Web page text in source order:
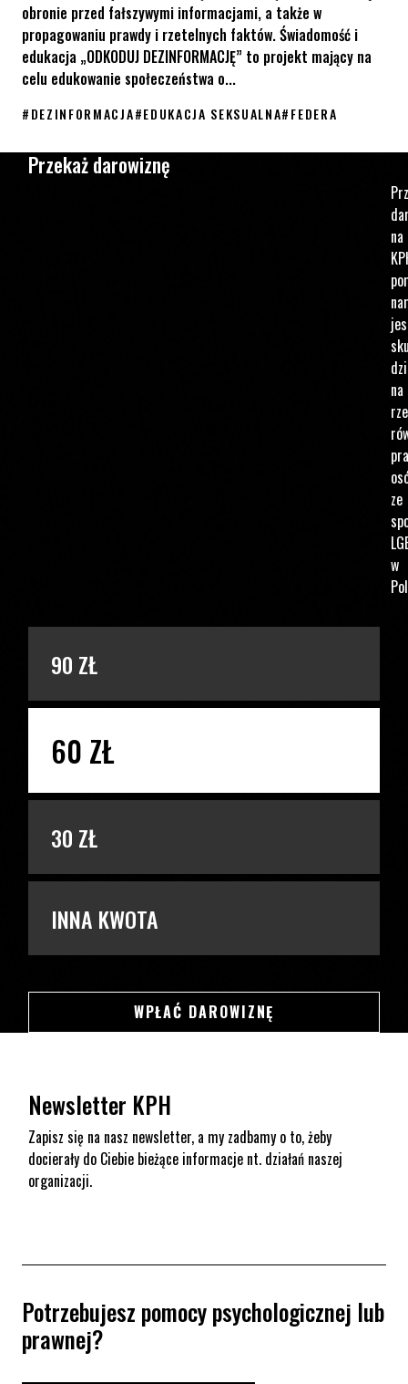
obronie przed fałszywymi informacjami, a także w
propagowaniu prawdy i rzetelnych faktów. Świadomość i
edukacja „ODKODUJ DEZINFORMACJĘ” to projekt mający na
celu edukowanie społeczeństwa o...
#DEZINFORMACJA#EDUKACJA SEKSUALNA#FEDERA
Przekaż darowiznę
na
na
ze
w
90 ZŁ
60 ZŁ
30 ZŁ
INNA KWOTA
PODAJ KWOTĘ
WPŁAĆ DAROWIZNĘ
Newsletter KPH
Zapisz się na nasz newsletter, a my zadbamy o to, żeby
docierały do Ciebie bieżące informacje nt. działań naszej
organizacji.
Potrzebujesz pomocy psychologicznej lub
prawnej?